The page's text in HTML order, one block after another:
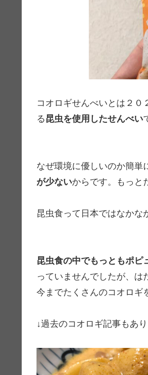
コオロギせんべいとは２０
る 昆虫を使用したせんべい
なぜ環境に優しいのか簡単
が少ないからです。もっと
昆虫食って日本ではなかな
昆虫食の中でもっともポピ
っていませんでしたが、は
今までたくさんのコオロギ
↓過去のコオロギ記事もあり